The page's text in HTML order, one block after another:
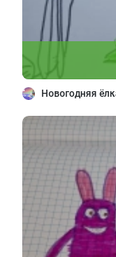
Новогодняя